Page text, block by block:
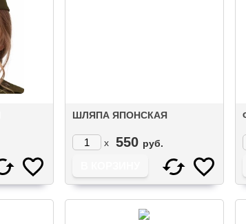
ШЛЯПА ЯПОНСКАЯ
x 550 руб.